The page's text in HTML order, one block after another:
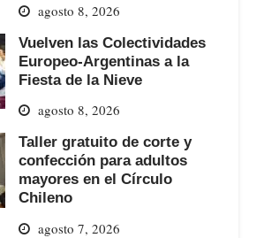
agosto 8, 2026
Vuelven las Colectividades
Europeo-Argentinas a la
Fiesta de la Nieve
agosto 8, 2026
Taller gratuito de corte y
confección para adultos
mayores en el Círculo
Chileno
agosto 7, 2026